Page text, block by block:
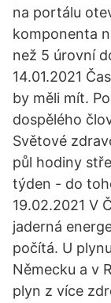
na portálu
komponenta
než 5 úrovní
14.01.2021
by měli mít.
dospělého
Světové
půl hodiny
týden - do
19.02.2021 V
jaderná
počítá. U
Německu a v
plyn z více